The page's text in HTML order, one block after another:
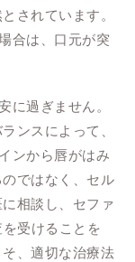
されています。
合は、口元が突
に過ぎません。
ンスによって、
ンから唇がはみ
ではなく、セル
相談し、セファ
受けることを
、適切な治療法